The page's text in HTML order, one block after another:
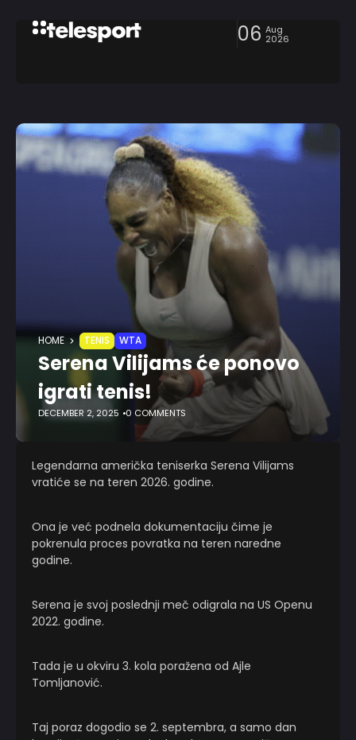
06 Aug
2026
HOME TENIS WTA
Serena Vilijams će ponovo
igrati tenis!
DECEMBER 2, 2025 0 COMMENTS
Legendarna američka teniserka Serena Vilijams
vratiće se na teren 2026. godine.
Ona je već podnela dokumentaciju čime je
pokrenula proces povratka na teren naredne
godine.
Serena je svoj poslednji meč odigrala na US Openu
2022. godine.
Tada je u okviru 3. kola poražena od Ajle
Tomljanović.
Taj poraz dogodio se 2. septembra, a samo dan